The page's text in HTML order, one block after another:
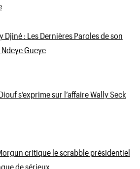
Djiné : Les Dernières Paroles de son
Gueye
s’exprime sur l’affaire Wally Seck
critique le scrabble présidentiel
de sérieux